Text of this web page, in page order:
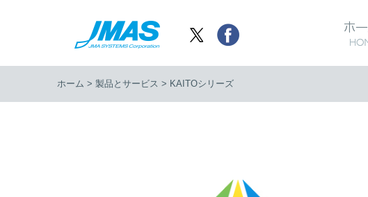
ホーム 製品とサービス KAITOシリーズ